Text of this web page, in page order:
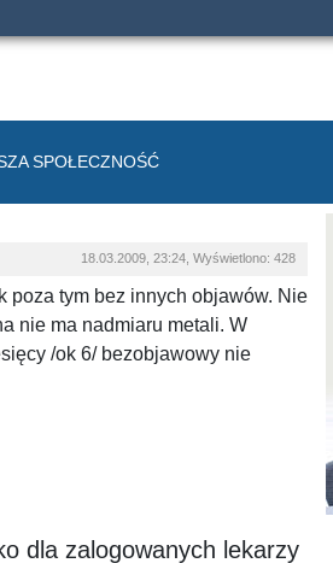
SPOŁECZNOŚĆ
18.03.2009, 23:24, Wyświetlono: 428
poza tym bez innych objawów. Nie
nie ma nadmiaru metali. W
/ok 6/ bezobjawowy nie
dla zalogowanych lekarzy